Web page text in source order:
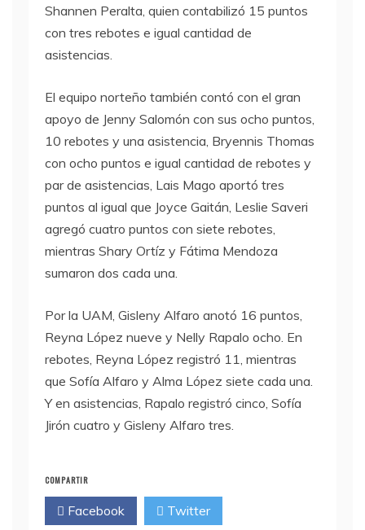
Shannen Peralta, quien contabilizó 15 puntos
con tres rebotes e igual cantidad de
asistencias.
El equipo norteño también contó con el gran
apoyo de Jenny Salomón con sus ocho puntos,
10 rebotes y una asistencia, Bryennis Thomas
con ocho puntos e igual cantidad de rebotes y
par de asistencias, Lais Mago aportó tres
puntos al igual que Joyce Gaitán, Leslie Saveri
agregó cuatro puntos con siete rebotes,
mientras Shary Ortíz y Fátima Mendoza
sumaron dos cada una.
Por la UAM, Gisleny Alfaro anotó 16 puntos,
Reyna López nueve y Nelly Rapalo ocho. En
rebotes, Reyna López registró 11, mientras
que Sofía Alfaro y Alma López siete cada una.
Y en asistencias, Rapalo registró cinco, Sofía
Jirón cuatro y Gisleny Alfaro tres.
COMPARTIR
Facebook Twitter